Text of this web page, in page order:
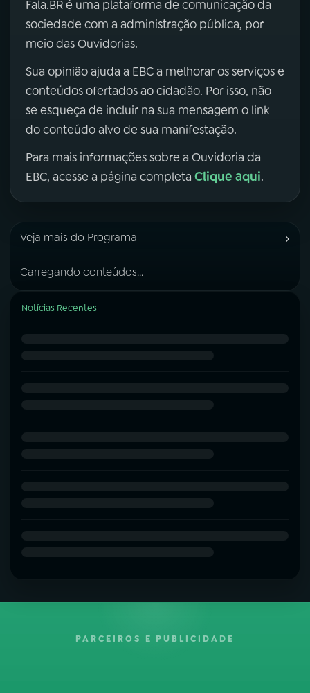
Fala.BR é uma plataforma de comunicação da
sociedade com a administração pública, por
meio das Ouvidorias.
Sua opinião ajuda a EBC a melhorar os serviços e
conteúdos ofertados ao cidadão. Por isso, não
se esqueça de incluir na sua mensagem o link
do conteúdo alvo de sua manifestação.
Para mais informações sobre a Ouvidoria da
EBC, acesse a página completa Clique aqui.
Veja mais do Programa ›
Carregando conteúdos...
Notícias Recentes
PARCEIROS E PUBLICIDADE